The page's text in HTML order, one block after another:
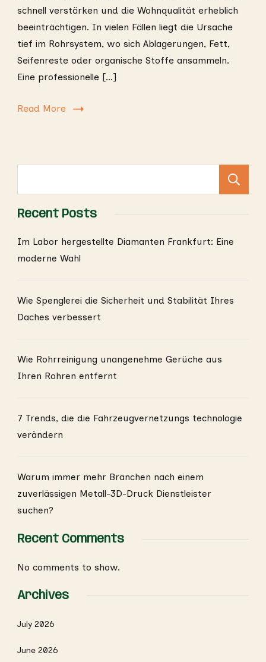
schnell verstärken und die Wohnqualität erheblich
beeinträchtigen. In vielen Fällen liegt die Ursache
tief im Rohrsystem, wo sich Ablagerungen, Fett,
Seifenreste oder organische Stoffe ansammeln.
Eine professionelle […]
Read More
Recent Posts
Im Labor hergestellte Diamanten Frankfurt: Eine
moderne Wahl
Wie Spenglerei die Sicherheit und Stabilität Ihres
Daches verbessert
Wie Rohrreinigung unangenehme Gerüche aus
Ihren Rohren entfernt
7 Trends, die die Fahrzeugvernetzungs technologie
verändern
Warum immer mehr Branchen nach einem
zuverlässigen Metall-3D-Druck Dienstleister
suchen?
Recent Comments
No comments to show.
Archives
July 2026
June 2026